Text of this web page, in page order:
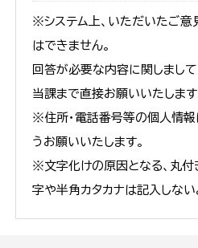
※システム上、いただいたご意
はできません。
回答が必要な内容に関しまし
当課まで直接お願いいたします
※住所・電話番号等の個人情
うお願いいたします。
※文字化けの原因となる、丸
字や半角カタカナは記入しない